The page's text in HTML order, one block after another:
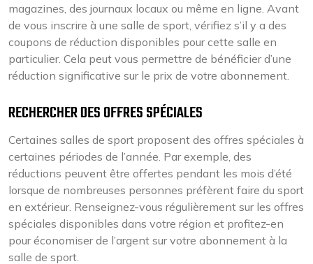
magazines, des journaux locaux ou même en ligne. Avant
de vous inscrire à une salle de sport, vérifiez s’il y a des
coupons de réduction disponibles pour cette salle en
particulier. Cela peut vous permettre de bénéficier d’une
réduction significative sur le prix de votre abonnement.
RECHERCHER DES OFFRES SPÉCIALES
Certaines salles de sport proposent des offres spéciales à
certaines périodes de l’année. Par exemple, des
réductions peuvent être offertes pendant les mois d’été
lorsque de nombreuses personnes préfèrent faire du sport
en extérieur. Renseignez-vous régulièrement sur les offres
spéciales disponibles dans votre région et profitez-en
pour économiser de l’argent sur votre abonnement à la
salle de sport.